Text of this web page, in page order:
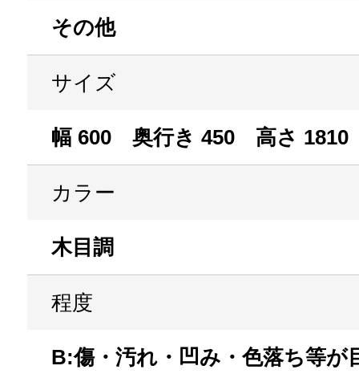
その他
サイズ
幅 600 奥行き 450 高さ 1810
カラー
木目調
程度
B:傷・汚れ・凹み・色落ち等が